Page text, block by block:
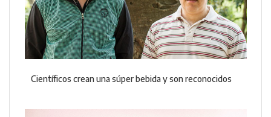
Científicos crean una súper bebida y son reconocidos